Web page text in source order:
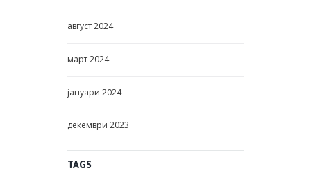
август2024
март2024
јануари 2024
декември 2023
TAGS